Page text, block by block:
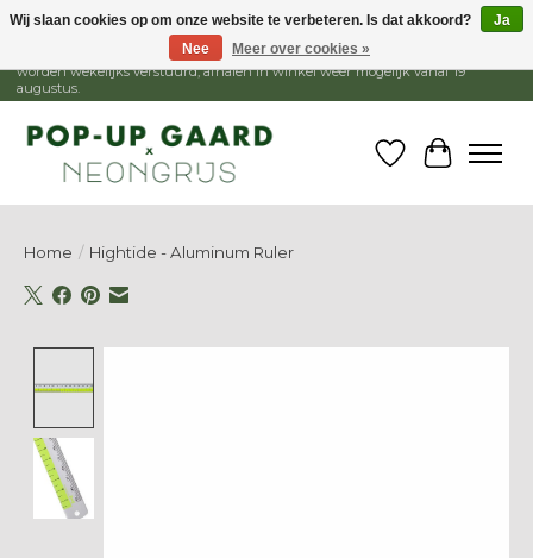
1 - 15 augustus is de winkel gesloten, webshop blijft open. Bestellingen
worden wekelijks verstuurd, afhalen in winkel weer mogelijk vanaf 19
augustus.
Verlanglijst
Home / Hightide - Aluminum Ruler
Wij slaan cookies op om onze website te verbeteren. Is dat akkoord?
Ja
Nee
Meer over cookies »